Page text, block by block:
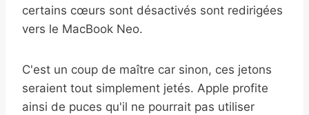
certains cœurs sont désactivés sont redirigées
vers le MacBook Neo.
C'est un coup de maître car sinon, ces jetons
seraient tout simplement jetés. Apple profite
ainsi de puces qu'il ne pourrait pas utiliser